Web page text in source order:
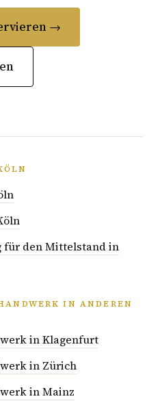
→
für den Mittelstand in
IN ANDEREN
in Klagenfurt
in Zürich
in Mainz